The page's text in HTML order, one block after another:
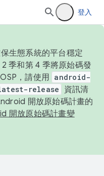
登入
生態系統的平台穩定
季和第 4 季將原始碼發
，請使用 android-
release
資訊清
開放原始碼計畫的
開放原始碼計畫變